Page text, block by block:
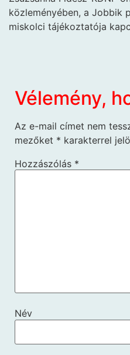
közleményében, a Jobbik
miskolci tájékoztatója
Vélemény,
Az e-mail címet nem
mezőket * karakterrel
Hozzászólás *
Név